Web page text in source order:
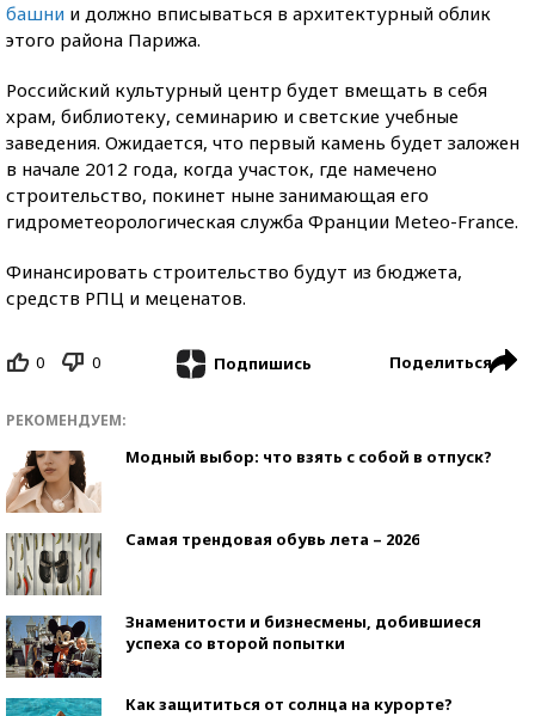
башни и должно вписываться в архитектурный облик
этого района Парижа.
Российский культурный центр будет вмещать в себя
храм, библиотеку, семинарию и светские учебные
заведения. Ожидается, что первый камень будет заложен
в начале 2012 года, когда участок, где намечено
строительство, покинет ныне занимающая его
гидрометеорологическая служба Франции Meteo-France.
Финансировать строительство будут из бюджета,
средств РПЦ и меценатов.
0 0 Подпишись Поделиться
РЕКОМЕНДУЕМ:
Модный выбор: что взять с собой в отпуск?
Самая трендовая обувь лета – 2026
Знаменитости и бизнесмены, добившиеся
успеха со второй попытки
Как защититься от солнца на курорте?